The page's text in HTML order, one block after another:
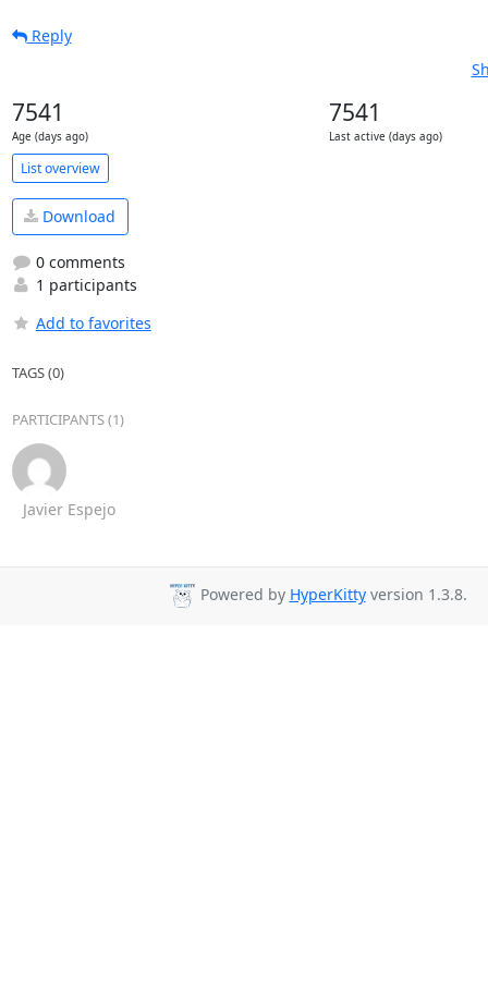
Reply
7541
Age (days ago)
7541
Last active (days ago)
List overview
Download
0 comments
1 participants
Add to favorites
TAGS (0)
PARTICIPANTS (1)
Javier Espejo
Powered by HyperKittyversion 1.3.8.